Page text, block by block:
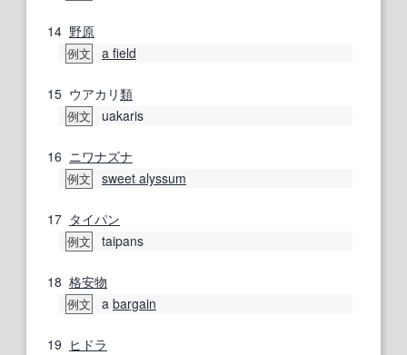
14 野原
例文 a field
15 ウアカリ類
例文 uakaris
16 ニワナズナ
例文 sweet alyssum
17 タイパン
例文 taipans
18 格安物
例文 a bargain
19 ヒドラ